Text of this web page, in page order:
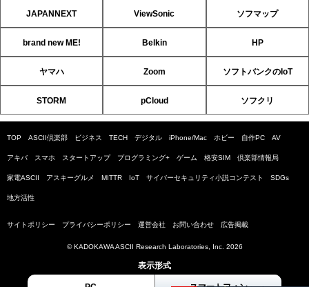
JAPANNEXT ViewSonic ソフマップ
brand new ME! Belkin HP
ヤマハ Zoom ソフトバンクのIoT
STORM pCloud ソフクリ
TOP ASCII倶楽部 ビジネス TECH デジタル iPhone/Mac ホビー 自作PC AV
アキバ スマホ スタートアップ プログラミング+ ゲーム 格安SIM 倶楽部情報局
家電ASCII アスキーグルメ MITTR IoT サイバーセキュリティ小説コンテスト SDGs
地方活性
サイトポリシー プライバシーポリシー 運営会社 お問い合わせ 広告掲載
© KADOKAWA ASCII Research Laboratories, Inc. 2026
表示形式